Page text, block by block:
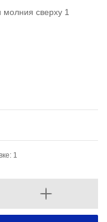
молния сверху 1
1